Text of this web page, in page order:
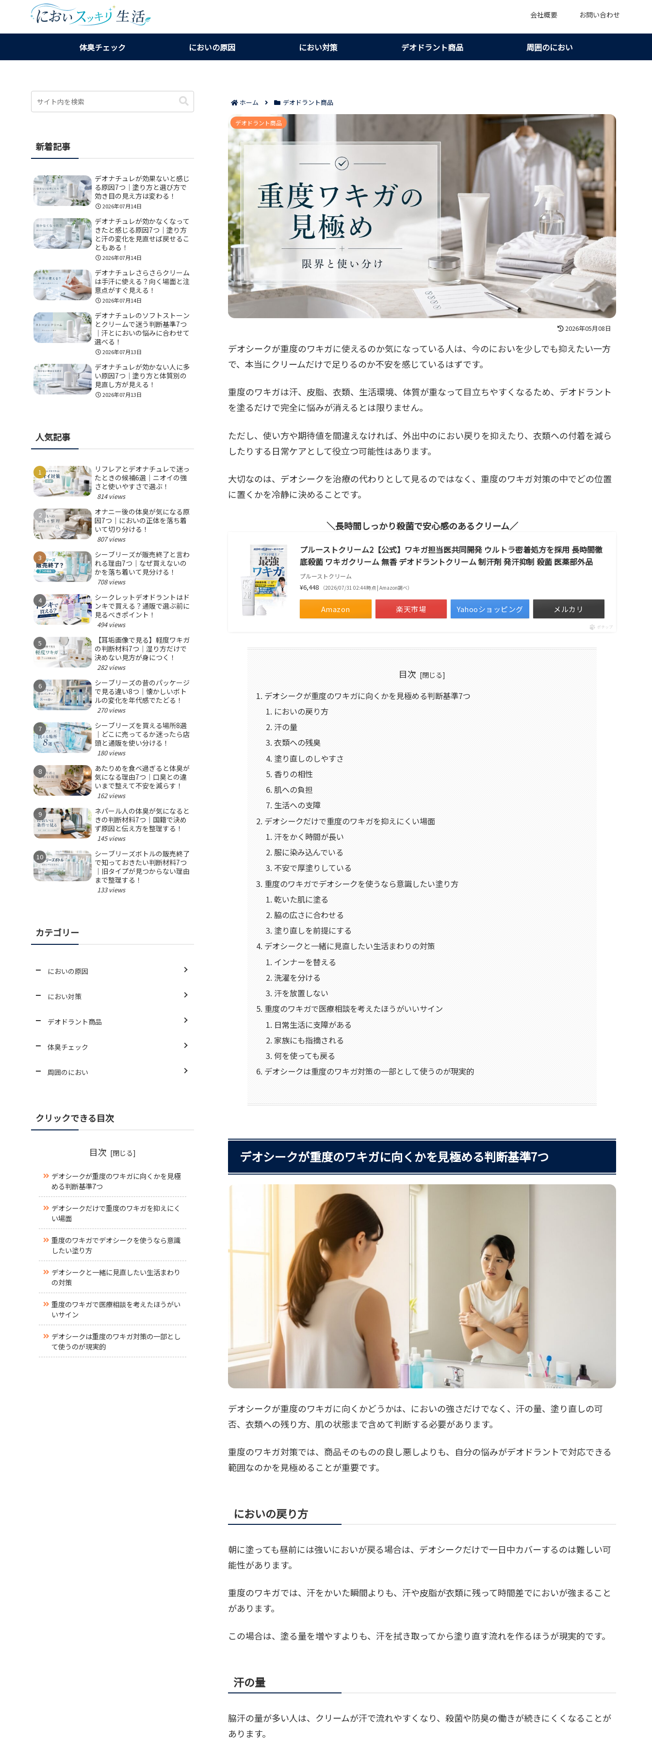
会社概要 お問い合わせ
体臭チェック においの原因 におい対策 デオドラント商品 周囲のにおい
ホーム デオドラント商品
デオシークが重度のワキガに向くかを見極める判断基準7つ｜限界を知って現実的に使い分ける！
デオドラント商品
2026年05月08日
デオシークが重度のワキガに使えるのか気になっている人は、今のにおいを少しでも抑えたい一方
で、本当にクリームだけで足りるのか不安を感じているはずです。
重度のワキガは汗、皮脂、衣類、生活環境、体質が重なって目立ちやすくなるため、デオドラント
を塗るだけで完全に悩みが消えるとは限りません。
ただし、使い方や期待値を間違えなければ、外出中のにおい戻りを抑えたり、衣類への付着を減ら
したりする日常ケアとして役立つ可能性はあります。
大切なのは、デオシークを治療の代わりとして見るのではなく、重度のワキガ対策の中でどの位置
に置くかを冷静に決めることです。
長時間しっかり殺菌で安心感のあるクリーム
プルーストクリーム2【公式】ワキガ担当医共同開発 ウルトラ密着処方を採用 長時間徹
底殺菌 ワキガクリーム 無香 デオドラントクリーム 制汗剤 発汗抑制 殺菌 医薬部外品
プルーストクリーム
¥6,448 （2026/07/31 02:44時点 | Amazon調べ）
Amazon 楽天市場 Yahooショッピング メルカリ
ポチップ
目次
デオシークが重度のワキガに向くかを見極める判断基準7つ
においの戻り方
汗の量
衣類への残臭
塗り直しのしやすさ
香りの相性
肌への負担
生活への支障
デオシークだけで重度のワキガを抑えにくい場面
汗をかく時間が長い
服に染み込んでいる
不安で厚塗りしている
重度のワキガでデオシークを使うなら意識したい塗り方
乾いた肌に塗る
脇の広さに合わせる
塗り直しを前提にする
デオシークと一緒に見直したい生活まわりの対策
インナーを替える
洗濯を分ける
汗を放置しない
重度のワキガで医療相談を考えたほうがいいサイン
日常生活に支障がある
家族にも指摘される
何を使っても戻る
デオシークは重度のワキガ対策の一部として使うのが現実的
デオシークが重度のワキガに向くかを見極める判断基準7つ
デオシークが重度のワキガに向くかどうかは、においの強さだけでなく、汗の量、塗り直しの可
否、衣類への残り方、肌の状態まで含めて判断する必要があります。
重度のワキガ対策では、商品そのものの良し悪しよりも、自分の悩みがデオドラントで対応できる
範囲なのかを見極めることが重要です。
においの戻り方
朝に塗っても昼前には強いにおいが戻る場合は、デオシークだけで一日中カバーするのは難しい可
能性があります。
重度のワキガでは、汗をかいた瞬間よりも、汗や皮脂が衣類に残って時間差でにおいが強まること
があります。
この場合は、塗る量を増やすよりも、汗を拭き取ってから塗り直す流れを作るほうが現実的です。
汗の量
脇汗の量が多い人は、クリームが汗で流れやすくなり、殺菌や防臭の働きが続きにくくなることが
あります。
新着記事
デオナチュレが効果ないと感じ
る原因7つ｜塗り方と選び方で
効き目の見え方は変わる！
2026年07月14日
デオナチュレが効かなくなって
きたと感じる原因7つ｜塗り方
と汗の変化を見直せば戻せるこ
ともある！
2026年07月14日
デオナチュレさらさらクリーム
は手汗に使える？向く場面と注
意点がすぐ見える！
2026年07月14日
デオナチュレのソフトストーン
とクリームで迷う判断基準7つ
｜汗とにおいの悩みに合わせて
選べる！
2026年07月13日
デオナチュレが効かない人に多
い原因7つ｜塗り方と体質別の
見直し方が見える！
2026年07月13日
人気記事
リフレアとデオナチュレで迷っ
たときの候補6選｜ニオイの強
さと使いやすさで選ぶ！
814 views
オナニー後の体臭が気になる原
因7つ｜においの正体を落ち着
いて切り分ける！
807 views
シーブリーズが販売終了と言わ
れる理由7つ｜なぜ買えないの
かを落ち着いて見分ける！
708 views
シークレットデオドラントはド
ンキで買える？通販で選ぶ前に
見るべきポイント！
494 views
【耳垢画像で見る】軽度ワキガ
の判断材料7つ｜湿り方だけで
決めない見方が身につく！
282 views
シーブリーズの昔のパッケージ
で見る違い8つ｜懐かしいボト
ルの変化を年代感でたどる！
270 views
シーブリーズを買える場所8選
｜どこに売ってるか迷ったら店
頭と通販を使い分ける！
180 views
あたりめを食べ過ぎると体臭が
気になる理由7つ｜口臭との違
いまで整えて不安を減らす！
162 views
ネパール人の体臭が気になると
きの判断材料7つ｜国籍で決め
ず原因と伝え方を整理する！
145 views
シーブリーズボトルの販売終了
で知っておきたい判断材料7つ
｜旧タイプが見つからない理由
まで整理する！
133 views
カテゴリー
においの原因
におい対策
デオドラント商品
体臭チェック
周囲のにおい
クリックできる目次
目次
デオシークが重度のワキガに向くかを見極
める判断基準7つ
デオシークだけで重度のワキガを抑えにく
い場面
重度のワキガでデオシークを使うなら意識
したい塗り方
デオシークと一緒に見直したい生活まわり
の対策
重度のワキガで医療相談を考えたほうがい
いサイン
デオシークは重度のワキガ対策の一部とし
て使うのが現実的